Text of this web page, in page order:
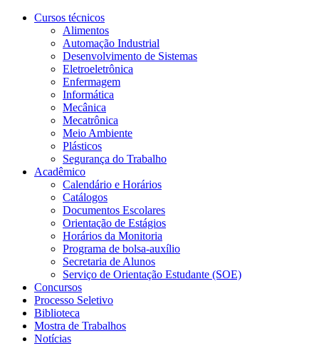
Cursos técnicos
Alimentos
Automação Industrial
Desenvolvimento de Sistemas
Eletroeletrônica
Enfermagem
Informática
Mecânica
Mecatrônica
Meio Ambiente
Plásticos
Segurança do Trabalho
Acadêmico
Calendário e Horários
Catálogos
Documentos Escolares
Orientação de Estágios
Horários da Monitoria
Programa de bolsa-auxílio
Secretaria de Alunos
Serviço de Orientação Estudante (SOE)
Concursos
Processo Seletivo
Biblioteca
Mostra de Trabalhos
Notícias